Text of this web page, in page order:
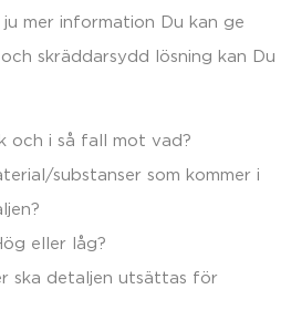
mer information Du kan ge
skräddarsydd lösning kan Du
och i så fall mot vad?
substanser som kommer i
eller låg?
ska detaljen utsättas för